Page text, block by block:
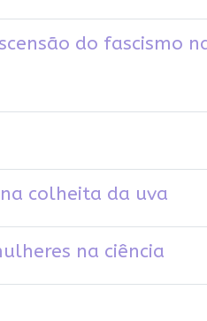
do fascismo
colheita da uva
na ciência